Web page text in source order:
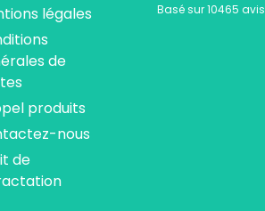
légales
de
produits
nous
de
Basé sur 10465 avis